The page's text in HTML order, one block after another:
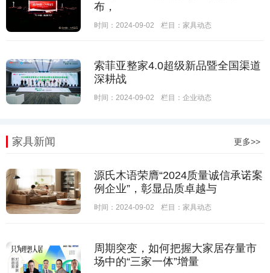
布，
时间：2024-09-02 栏目： 家具动态
索菲亚整家4.0超级新品暨全国渠道
深耕战
时间：2024-09-02 栏目： 企业动态
家具新闻 更多>>
源氏木语荣膺“2024质量诚信承诺案
例企业”，彰显品质卓越与
时间：2024-09-02 栏目： 家具动态
周期突变，如何把握大家居存量市
场中的“三家一体”增量